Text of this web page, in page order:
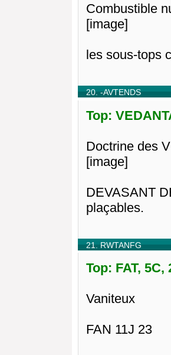
Combustible
[image]
les sous-tops
20. -AVTENDS
Top:
Doctrine des
[image]
DEVASANT
plaçables.
21. RWTANFG
Top: FAT,
Vaniteux
FAN 11J 23